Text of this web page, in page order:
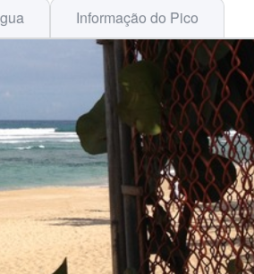
Informação do Pico
Vá Pro para uma experiência
na Sexta à tarde, mín
fraco.
Dias 5-7 Resumo
principalmente
manhã, mín 24°C
geralmente fraco.
Domingo
9
Segunda-feira
10
noite manhã tarde manhã tarde noite